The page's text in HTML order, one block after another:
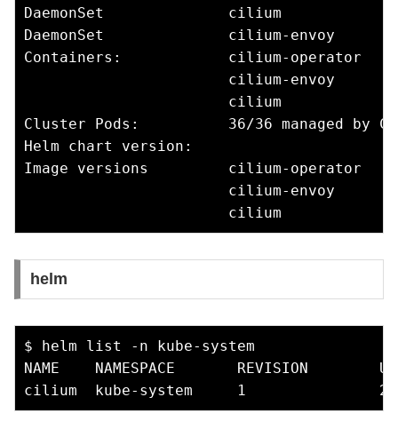
DaemonSet              cilium
DaemonSet              cilium-envoy
Containers:            cilium-operator
cilium-envoy
cilium
Cluster Pods:          36/36 managed by
Helm chart version:
Image versions         cilium-operator
cilium-envoy
helm
$ helm list -n kube-system
NAME    NAMESPACE       REVISION